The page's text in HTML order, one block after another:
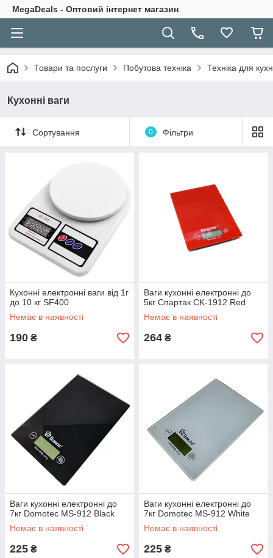
MegaDeals - Оптовий інтернет магазин
Товари та послуги Побутова техніка Техніка для
Кухонні ваги
Сортування 0 Фільтри
Кухонні електронні ваги від 1г
до 10 кг SF400
Немає в наявності
190 ₴
Ваги кухонні електронні до
5кг Спартак CK-1912 Red
Немає в наявності
264 ₴
Ваги кухонні електронні до
7кг Domotec MS-912 Black
Немає в наявності
225 ₴
Ваги кухонні електронні до
7кг Domotec MS-912 White
Немає в наявності
225 ₴